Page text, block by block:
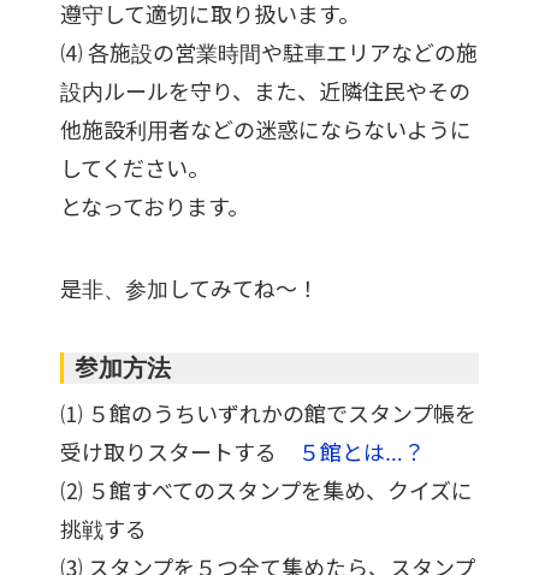
遵守して適切に取り扱います。
⑷ 各施設の営業時間や駐車エリアなどの施
設内ルールを守り、また、近隣住民やその
他施設利用者などの迷惑にならないように
してください。
となっております。
是非、参加してみてね～！
参加方法
⑴ ５館のうちいずれかの館でスタンプ帳を
受け取りスタートする
５館とは…？
⑵ ５館すべてのスタンプを集め、クイズに
挑戦する
⑶ スタンプを５つ全て集めたら、スタンプ